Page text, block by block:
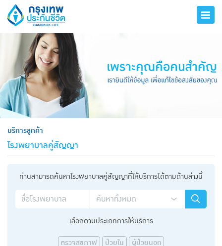
บริการลูกค้า
โรงพยาบาลคู่สัญญา
ท่านสามารถค้นหาโรงพยาบาลคู่สัญญาที่ให้บริการได้ตามด้านล่างนี้
เลือกตามประเภทการให้บริการ
ตรวจสุขภาพ ป่วยใน ผู้ป่วยนอก